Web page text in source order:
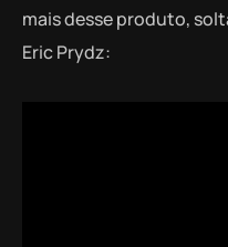
mais desse produto,
Eric Prydz: